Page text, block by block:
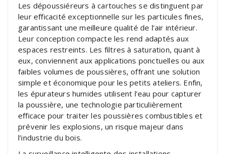
Les dépoussiéreurs à cartouches se distinguent par
leur efficacité exceptionnelle sur les particules fines,
garantissant une meilleure qualité de l’air intérieur.
Leur conception compacte les rend adaptés aux
espaces restreints. Les filtres à saturation, quant à
eux, conviennent aux applications ponctuelles ou aux
faibles volumes de poussières, offrant une solution
simple et économique pour les petits ateliers. Enfin,
les épurateurs humides utilisent l’eau pour capturer
la poussière, une technologie particulièrement
efficace pour traiter les poussières combustibles et
prévenir les explosions, un risque majeur dans
l’industrie du bois.